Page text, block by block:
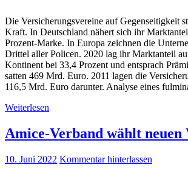
Die Versicherungsvereine auf Gegenseitigkeit
Kraft. In Deutschland nähert sich ihr
Prozent-Marke. In Europa zeichnen die
Drittel aller Policen. 2020 lag ihr Marktanteil
Kontinent bei 33,4 Prozent und entsprach
satten 469 Mrd. Euro. 2011 lagen die
116,5 Mrd. Euro darunter. Analyse eines
Weiterlesen
Amice-Verband wählt neuen
10. Juni 2022 Kommentar hinterlassen